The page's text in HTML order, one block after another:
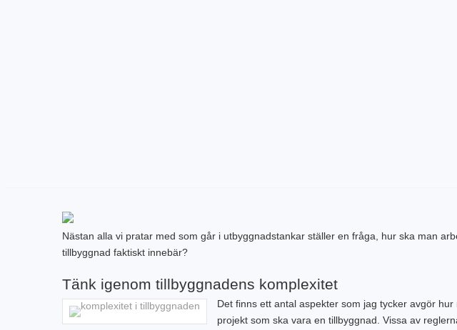
Nästan alla vi pratar med som går i utbyggnadstankar ställer en fråga, hur ska man
tillbyggnad faktiskt innebär?
Tänk igenom tillbyggnadens komplexitet
Det finns ett antal aspekter som jag tycker avgör
projekt som ska vara en tillbyggnad. Vissa av